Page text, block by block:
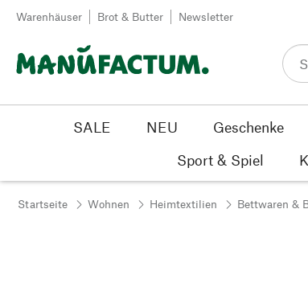
Zum Inhalt springen
Warenhäuser Brot & Butter Newsletter
SALE NEU Geschenke
Sport & Spiel
Startseite Wohnen Heimtextilien Bettwaren &